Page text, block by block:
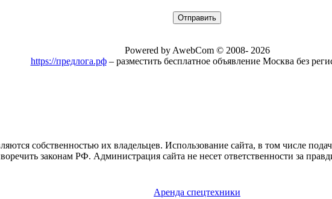
Powered by AwebCom © 2008- 2026
https://предлога.рф– разместить бесплатное объявление Москва без
собственностью их владельцев. Использование сайта, в том числе
законам РФ. Администрация сайта не несет ответственности за
Аренда спецтехники